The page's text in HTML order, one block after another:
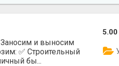
и выносим
✅️ Строительный
бы...
5.00